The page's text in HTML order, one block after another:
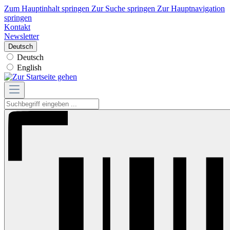
Zum Hauptinhalt springen Zur Suche springen Zur Hauptnavigation
springen
Kontakt
Newsletter
Deutsch
Deutsch
English